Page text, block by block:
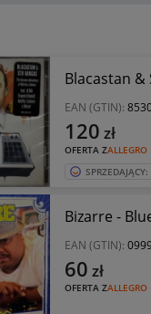
Blacastan &
EAN (GTIN):
OFERTA ZALLEGRO
120 zł
Bizarre -
EAN (GTIN):
OFERTA ZALLEGRO
60 zł